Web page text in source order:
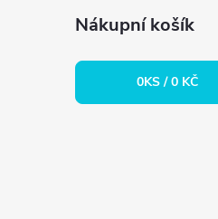
Nákupní košík
0KS /0 KČ